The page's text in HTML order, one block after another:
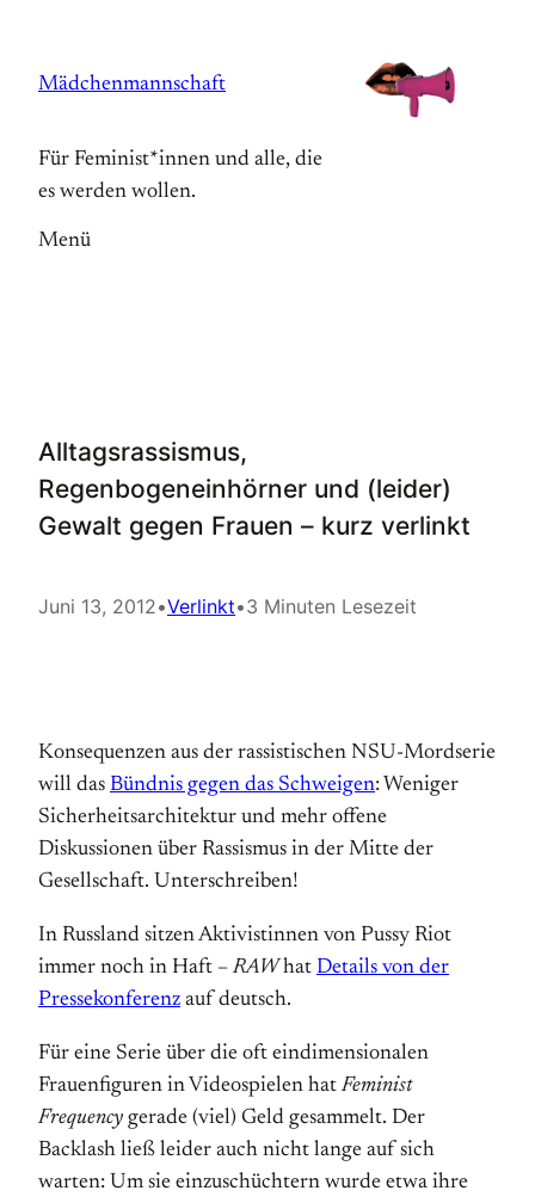
springen
Mädchenmannschaft
Für Feminist*innen und alle, die
es werden wollen.
Menü
Alltagsrassismus,
Regenbogeneinhörner und (leider)
Gewalt gegen Frauen – kurz verlinkt
Juni 13, 2012•Verlinkt•3 Minuten Lesezeit
Konsequenzen aus der rassistischen NSU-Mordserie
will das Bündnis gegen das Schweigen: Weniger
Sicherheitsarchitektur und mehr offene
Diskussionen über Rassismus in der Mitte der
Gesellschaft. Unterschreiben!
In Russland sitzen Aktivistinnen von Pussy Riot
immer noch in Haft – RAWhat Details von der
Pressekonferenz auf deutsch.
Für eine Serie über die oft eindimensionalen
Frauenfiguren in Videospielen hat Feminist
Frequency gerade (viel) Geld gesammelt. Der
Backlash ließ leider auch nicht lange auf sich
warten: Um sie einzuschüchtern wurde etwa ihre